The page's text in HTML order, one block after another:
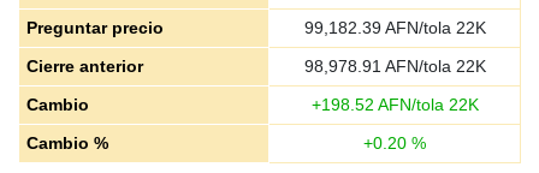
Preguntar precio
99,182.39AFN/tola 22K
Cierre anterior
98,978.91 AFN/tola 22K
Cambio
+198.52 AFN/tola 22K
Cambio %
+0.20 %